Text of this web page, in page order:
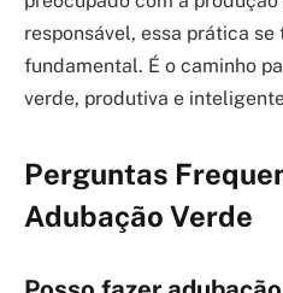
responsável, essa prática
fundamental. É o caminho
verde, produtiva e
Perguntas
Adubação Verde